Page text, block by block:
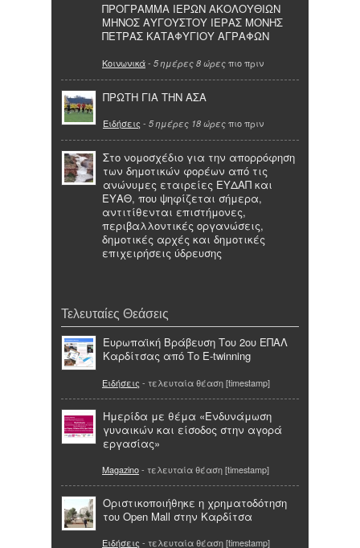
ΠΡΟΓΡΑΜΜΑ ΙΕΡΩΝ ΑΚΟΛΟΥΘΙΩΝ
ΜΗΝΟΣ ΑΥΓΟΥΣΤΟΥ ΙΕΡΑΣ ΜΟΝΗΣ
ΠΕΤΡΑΣ ΚΑΤΑΦΥΓΙΟΥ ΑΓΡΑΦΩΝ
Κοινωνικά- 5 ημέρες 8 ώρες πιο πριν
ΠΡΩΤΗ ΓΙΑ ΤΗΝ ΑΣΑ
Ειδήσεις - 5 ημέρες 18 ώρες πιο πριν
Στο νομοσχέδιο για την απορρόφηση
των δημοτικών φορέων από τις
ανώνυμες εταιρείες ΕΥΔΑΠ και
ΕΥΑΘ, που ψηφίζεται σήμερα,
αντιτίθενται επιστήμονες,
περιβαλλοντικές οργανώσεις,
δημοτικές αρχές και δημοτικές
επιχειρήσεις ύδρευσης
Τελευταίες Θεάσεις
Ευρωπαϊκή Βράβευση Του 2ου ΕΠΑΛ
Καρδίτσας από Το E-twinning
Ειδήσεις - τελευταία θέαση [timestamp]
Ημερίδα με θέμα «Ενδυνάμωση
γυναικών και είσοδος στην αγορά
εργασίας»
Magazino- τελευταία θέαση [timestamp]
Οριστικοποιήθηκε η χρηματοδότηση
του Open Mall στην Καρδίτσα
Ειδήσεις - τελευταία θέαση [timestamp]